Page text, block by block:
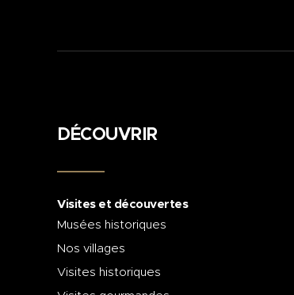
DÉCOUVRIR
Visites et découvertes
Musées historiques
Nos villages
Visites historiques